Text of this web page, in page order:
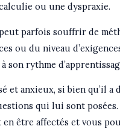
ou une dyspraxie.
peut parfois souffrir de
ou du niveau
son rythme
et anxieux, si bien qu’il a
qui lui sont posées.
être affectés et vous